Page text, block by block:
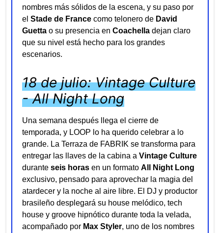
nombres más sólidos de la escena, y su paso por
el Stade de France como telonero de David
Guetta o su presencia en Coachella dejan claro
que su nivel está hecho para los grandes
escenarios.
18 de julio: Vintage Culture
- All Night Long
Una semana después llega el cierre de
temporada, y LOOP lo ha querido celebrar a lo
grande. La Terraza de FABRIK se transforma para
entregar las llaves de la cabina a Vintage Culture
durante seis horas en un formato All Night Long
exclusivo, pensado para aprovechar la magia del
atardecer y la noche al aire libre. El DJ y productor
brasileño desplegará su house melódico, tech
house y groove hipnótico durante toda la velada,
acompañado por Max Styler, uno de los nombres